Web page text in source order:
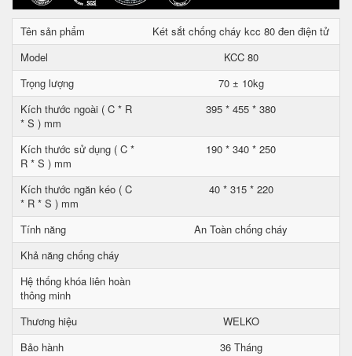
Tên sản phẩm
Két sắt chống cháy kcc 80 đen điện tử
Model
KCC 80
Trọng lượng
70 ± 10kg
Kích thước ngoài ( C * R
* S ) mm
395 * 455 * 380
Kích thước sử dụng ( C *
R * S ) mm
190 * 340 * 250
Kích thước ngăn kéo ( C
* R * S ) mm
40 * 315 * 220
Tính năng
An Toàn chống cháy
Khả năng chống cháy
Hệ thống khóa liên hoàn
thông minh
Thương hiệu
WELKO
Bảo hành
36 Tháng